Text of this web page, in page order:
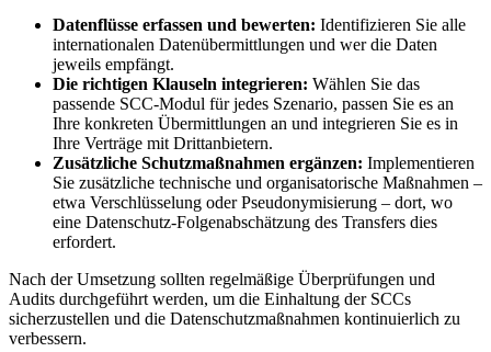
Datenflüsse erfassen und bewerten: Identifizieren Sie alle
internationalen Datenübermittlungen und wer die Daten
jeweils empfängt.
Die richtigen Klauseln integrieren: Wählen Sie das
passende SCC-Modul für jedes Szenario, passen Sie es an
Ihre konkreten Übermittlungen an und integrieren Sie es in
Ihre Verträge mit Drittanbietern.
Zusätzliche Schutzmaßnahmen ergänzen: Implementieren
Sie zusätzliche technische und organisatorische Maßnahmen –
etwa Verschlüsselung oder Pseudonymisierung – dort, wo
eine Datenschutz-Folgenabschätzung des Transfers dies
erfordert.
Nach der Umsetzung sollten regelmäßige Überprüfungen und
Audits durchgeführt werden, um die Einhaltung der SCCs
sicherzustellen und die Datenschutzmaßnahmen kontinuierlich zu
verbessern.